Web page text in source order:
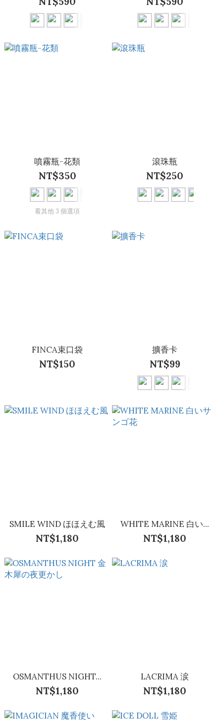
噴霧瓶-花類
NT$350
看其他 3 個選項
滾珠瓶
NT$250
FINCA束口袋
NT$150
擴香卡
NT$99
SMILE WIND ほほえむ風
NT$1,180
WHITE MARINE 白い...
NT$1,180
OSMANTHUS NIGHT...
NT$1,180
LACRIMA 涙
NT$1,180